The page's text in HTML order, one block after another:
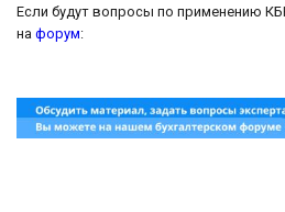
Если будут вопросы по применению
на форум: